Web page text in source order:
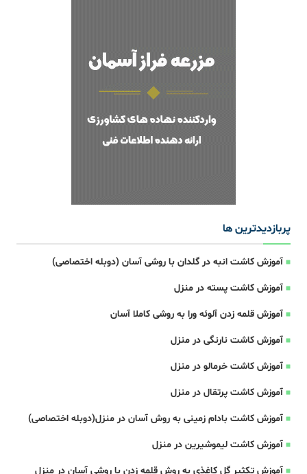
پربازدیدترین ها
آموزش کاشت انبه در گلدان با روشی آسان (دوبله اختصاصی)
آموزش کاشت پسته در منزل
آموزش قلمه زدن آلوئه ورا به روشی کاملا آسان
آموزش کاشت نارنگی در منزل
آموزش کاشت خرمالو در منزل
آموزش کاشت پرتقال در منزل
آموزش کاشت بادام زمینی به روش آسان در منزل(دوبله اختصاصی)
آموزش کاشت لیموشیرین در منزل
آموزش تکثیر گل کاغذی به روش قلمه زدن با روشی آسان در منزل